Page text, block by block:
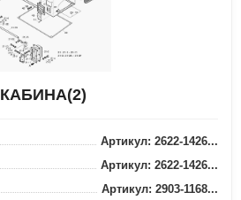
КАБИНА(2)
Артикул: 2622-1426...
Артикул: 2622-1426...
Артикул: 2903-1168...